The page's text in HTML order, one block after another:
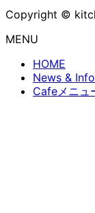
Copyright ©
MENU
HOME
News &
Cafeメニュ